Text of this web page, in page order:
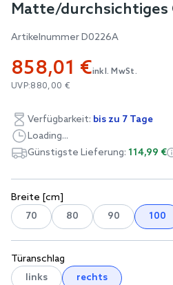
beginning
of
images
gallery
Matte/durchsichtiges
ArtikelnummerD0226A
858,01 €inkl. MwSt.
UVP:880,00 €
Breite [cm]
70
80 90 100
Türanschlag
links
rechts
Verfügbarkeit: bis zu 7 Tage
Loading...
Günstigste Lieferung: 114,99 €